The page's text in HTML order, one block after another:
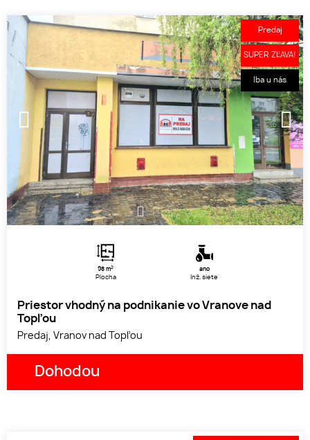
1 2 3
98 m2
Plocha
áno
Inž. siete
Priestor vhodný na podnikanie vo Vranove nad
Topľou
Predaj, Vranov nad Topľou
Dohodou
Predaj
SUPER ZĽAVA!
Iba u nás